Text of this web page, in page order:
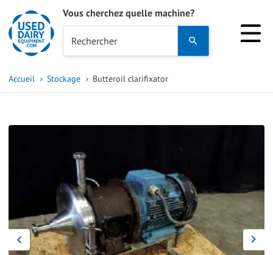
Vous cherchez quelle machine?
Rechercher
and
a
result.
Press
enter
to
Accueil Stockage Butteroil clarifixator